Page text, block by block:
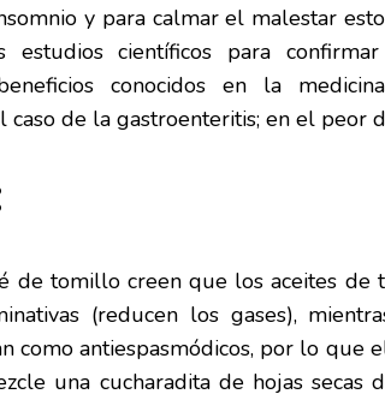
y para calmar el malestar
estudios científicos para
conocidos en la
caso de la gastroenteritis; en el peor
de tomillo creen que los aceites de
(reducen los gases),
como antiespasmódicos, por lo que
una cucharadita de hojas